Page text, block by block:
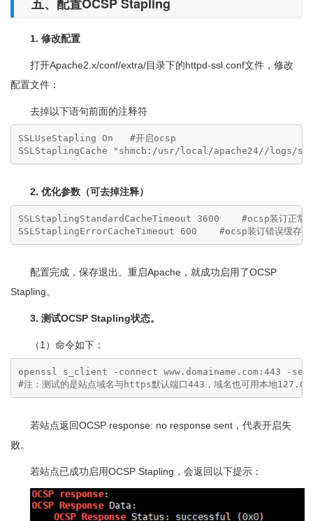
1. 修改配置
打开Apache2.x/conf/extra/目录下的httpd-ssl.conf文件，修改
配置文件：
去掉以下语句前面的注释符
SSLUseStapling On   #开启ocsp
SSLStaplingCache "shmcb:/usr/local/apache24//logs/
2. 优化参数（可去掉注释）
SSLStaplingStandardCacheTimeout 3600    #ocsp装订正常缓
SSLStaplingErrorCacheTimeout 600    #ocsp装订错误缓存超
配置完成，保存退出。重启Apache，就成功启用了OCSP
Stapling。
3. 测试OCSP Stapling状态。
（1）命令如下：
openssl s_client -connect www.domainame.com:443 -
#注：测试的是站点域名与https默认端口443，域名也可用本地
若站点返回OCSP response: no response sent，代表开启失
败。
若站点已成功启用OCSP Stapling，会返回以下提示：